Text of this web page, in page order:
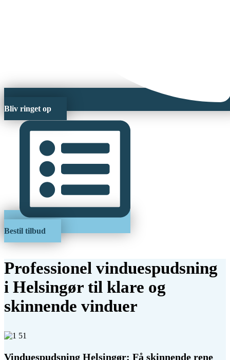
Bliv ringet op
Bestil tilbud
Professionel vinduespudsning
i Helsingør til klare og
skinnende vinduer
Vinduespudsning Helsingør: Få skinnende rene